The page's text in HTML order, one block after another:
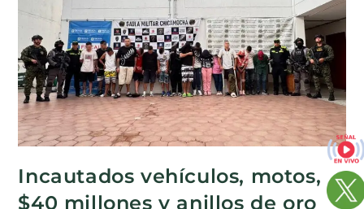
Incautados vehículos, motos,
$40 millones y anillos de oro